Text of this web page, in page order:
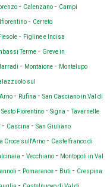
- Calenzano - Campi
- Cerreto
- Figline e Incisa
Terme - Greve in
- Montaione - Montelupo
sul
- Rufina - San Casciano in Val di
Sesto Fiorentino - Signa -Tavarnelle
- Cascina - San Giuliano
Croce sull'Arno - Castelfranco di
- Vecchiano - Montopoli in Val
- Pomarance - Buti - Crespina